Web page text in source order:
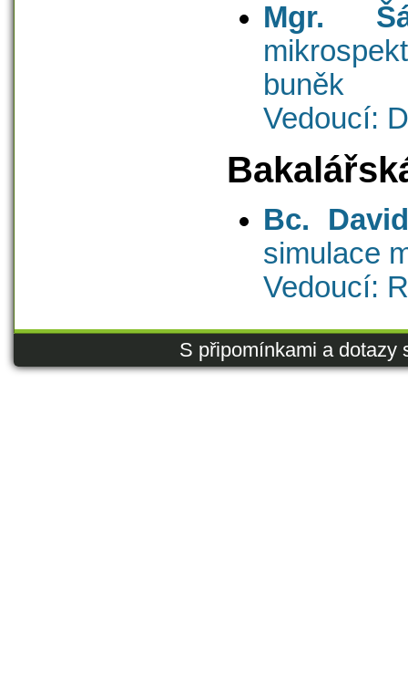
Mgr.
buněk
Vedoucí:
Bc.
simulace
Vedoucí:
S připomínkami a dotazy